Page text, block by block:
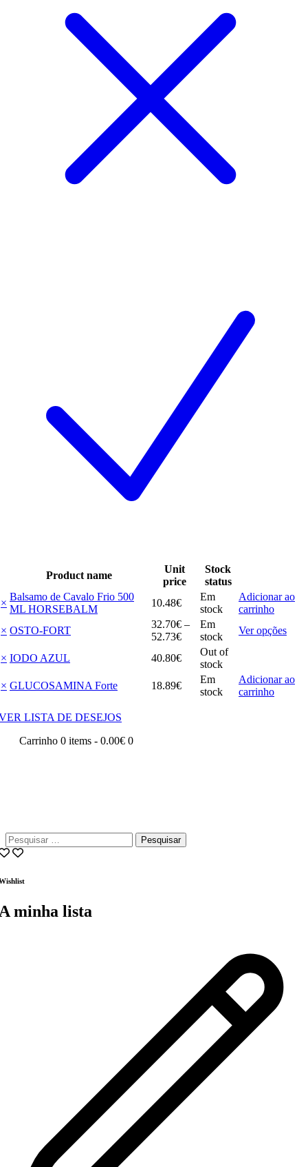
Product name
Unit
price
Stock
status
×
Balsamo de Cavalo Frio 500
ML HORSEBALM
10.48€
Em
stock
Adicionar ao
carrinho
× OSTO-FORT
32.70€ –
52.73€Price
range:
32
70€
through
52
73€
Em
stock
Ver opçõesThis
× IODO AZUL 40.80€
Out of
stock
× GLUCOSAMINA Forte 18.89€
Em
stock
Adicionar ao
carrinho
LISTA DE DESEJOS
Carrinho 0 items - 0.00€ 0
Pesquisar
por:
minha lista